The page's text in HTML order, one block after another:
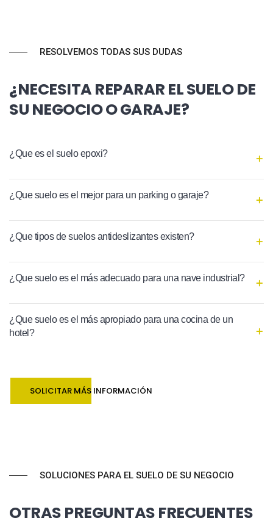
RESOLVEMOS TODAS SUS DUDAS
¿NECESITA REPARAR EL SUELO DE
SU NEGOCIO O GARAJE?
¿Que es el suelo epoxi?
¿Que suelo es el mejor para un parking o garaje?
¿Que tipos de suelos antideslizantes existen?
¿Que suelo es el más adecuado para una nave industrial?
¿Que suelo es el más apropiado para una cocina de un
hotel?
SOLICITAR MÁS INFORMACIÓN
SOLUCIONES PARA EL SUELO DE SU NEGOCIO
OTRAS PREGUNTAS FRECUENTES